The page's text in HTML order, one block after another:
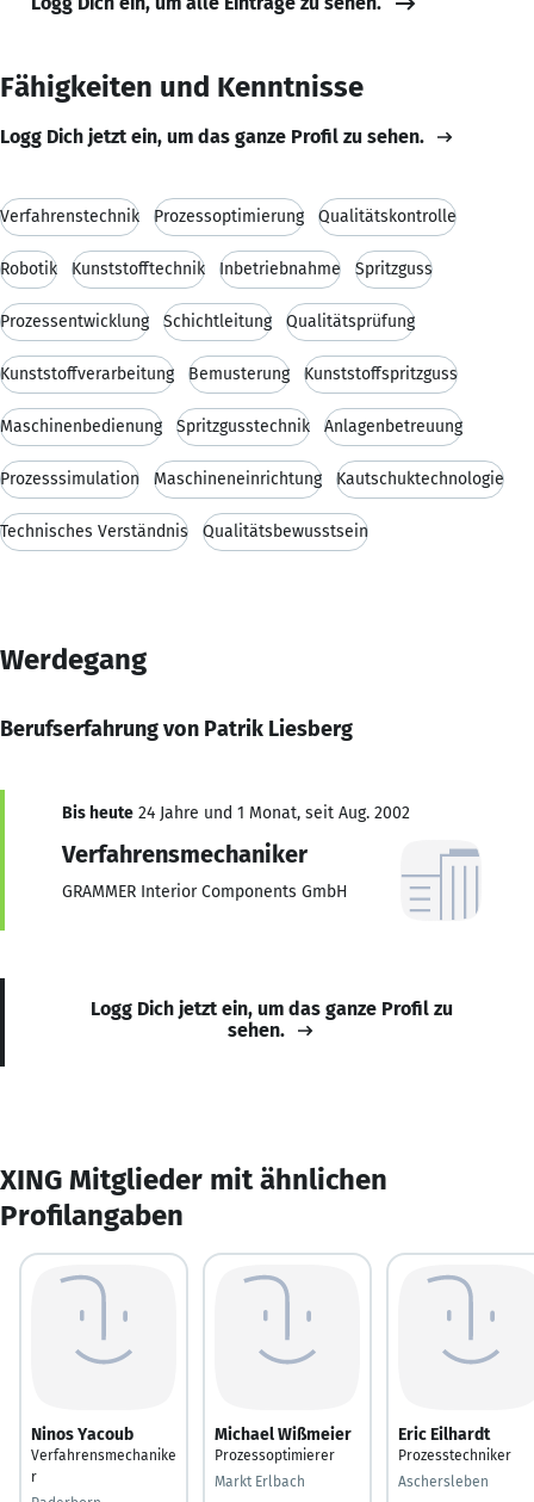
Fähigkeiten und Kenntnisse
Logg Dich jetzt ein, um das ganze Profil zu sehen.
Verfahrenstechnik Prozessoptimierung Qualitätskontrolle
Robotik Kunststofftechnik Inbetriebnahme Spritzguss
Prozessentwicklung Schichtleitung Qualitätsprüfung
Kunststoffverarbeitung Bemusterung Kunststoffspritzguss
Maschinenbedienung Spritzgusstechnik Anlagenbetreuung
Prozesssimulation Maschineneinrichtung Kautschuktechnologie
Technisches Verständnis Qualitätsbewusstsein
Werdegang
Berufserfahrung von Patrik Liesberg
Bis heute 24 Jahre und 1 Monat, seit Aug. 2002
Verfahrensmechaniker
GRAMMER Interior Components GmbH
Logg Dich jetzt ein, um das ganze Profil zu
sehen.
XING Mitglieder mit ähnlichen
Profilangaben
Ninos Yacoub
Verfahrensmechanike
r
Michael Wißmeier
Prozessoptimierer
Markt Erlbach
Eric Eilhardt
Prozesstechniker
Aschersleben